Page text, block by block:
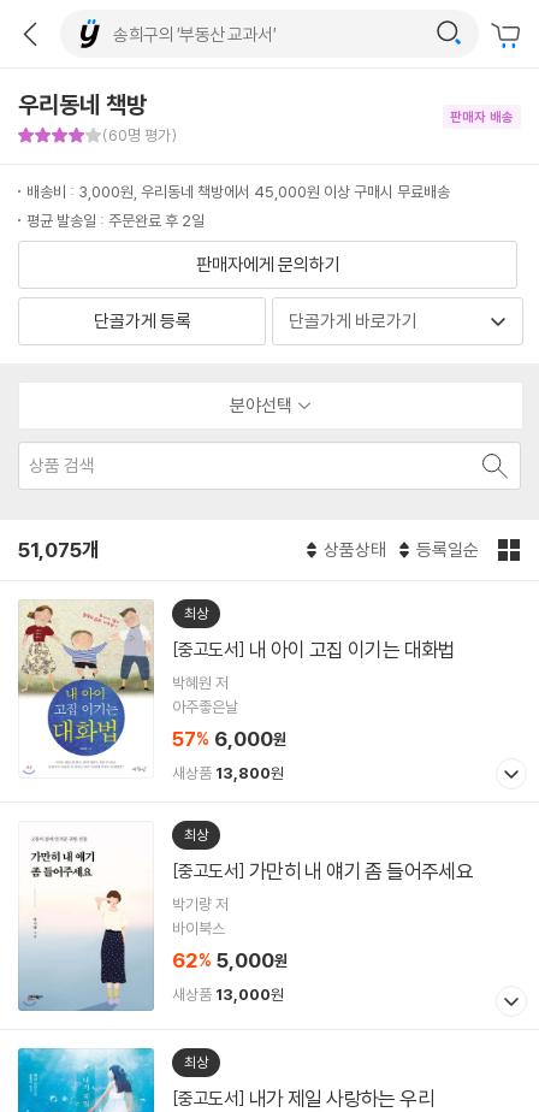
우리동네 책방
(60명 평가)
판매자 배송
배송비 : 3,000원, 우리동네 책방에서 45,000원 이상 구매시 무료배송
평균 발송일 : 주문완료 후 2일
판매자에게 문의하기
단골가게 등록
분야선택
51,075개 상품상태 등록일순
최상
[중고도서] 내 아이 고집 이기는 대화법
박혜원 저
아주좋은날
57% 6,000원
새상품 13,800원
최상
[중고도서] 가만히 내 얘기 좀 들어주세요
박기량 저
바이북스
62% 5,000원
새상품 13,000원
최상
[중고도서] 내가 제일 사랑하는 우리